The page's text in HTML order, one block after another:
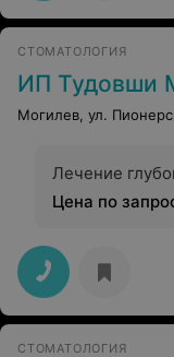
СТОМАТОЛОГИЯ
ИП Тудовши
Могилев, ул.
Лечение
Цена по
СТОМАТОЛОГИЯ